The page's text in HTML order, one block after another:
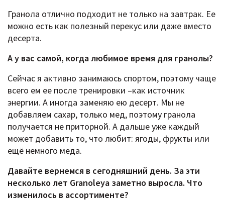
Гранола отлично подходит не только на завтрак. Ее
можно есть как полезный перекус или даже вместо
десерта.
А у вас самой, когда любимое время для гранолы?
Сейчас я активно занимаюсь спортом, поэтому чаще
всего ем ее после тренировки –как источник
энергии. А иногда заменяю ею десерт. Мы не
добавляем сахар, только мед, поэтому гранола
получается не приторной. А дальше уже каждый
может добавить то, что любит: ягоды, фрукты или
ещё немного меда.
Давайте вернемся в сегодняшний день. За эти
несколько лет Granoleya заметно выросла. Что
изменилось в ассортименте?